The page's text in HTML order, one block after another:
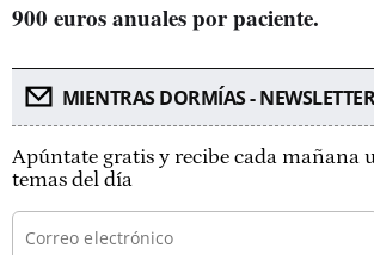
900 euros anuales por paciente.
MIENTRAS DORMÍAS - NEWSLETTER
Apúntate gratis y recibe cada mañana
temas del día